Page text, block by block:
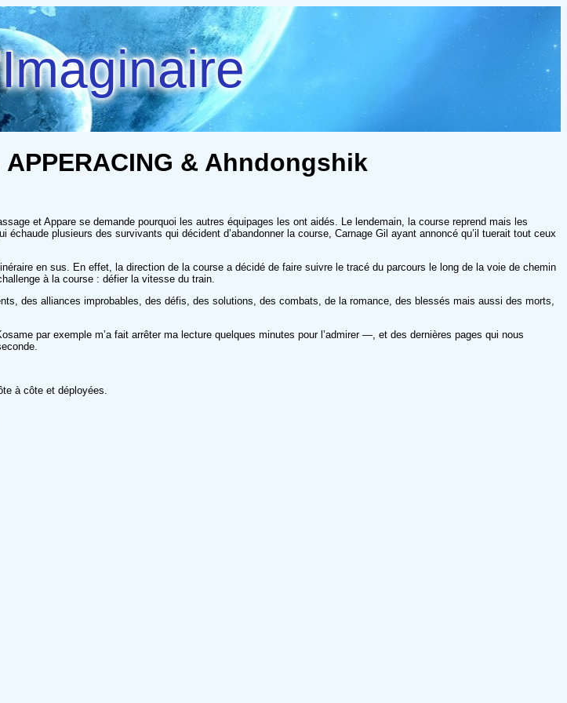
& Ahndongshik
et Appare se demande pourquoi les autres équipages les ont aidés. Le lendemain, la course reprend mais les
plusieurs des survivants qui décident d’abandonner la course, Carnage Gil ayant annoncé qu’il tuerait tout ceux
en sus. En effet, la direction de la course a décidé de faire suivre le tracé du parcours le long de la voie de chemin
à la course : défier la vitesse du train.
des alliances improbables, des défis, des solutions, des combats, de la romance, des blessés mais aussi des morts,
par exemple m’a fait arrêter ma lecture quelques minutes pour l’admirer —, et des dernières pages qui nous
à côte et déployées.